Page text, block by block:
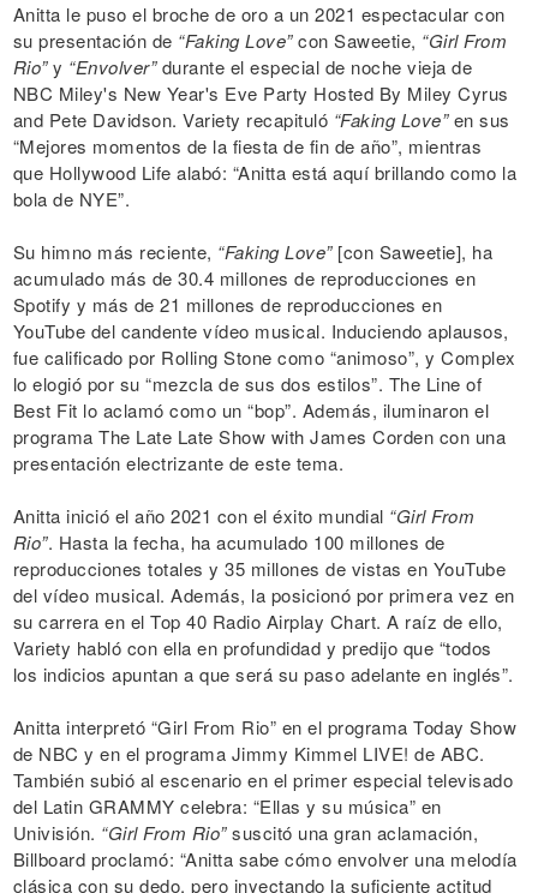
Anitta le puso el broche de oro a un 2021 espectacular con
su presentación de “Faking Love”con Saweetie, “Girl From
Rio”y “Envolver”durante el especial de noche vieja de
NBC Miley's New Year's Eve Party Hosted By Miley Cyrus
and Pete Davidson. Variety recapituló “Faking Love”en sus
“Mejores momentos de la fiesta de fin de año”, mientras
que Hollywood Life alabó: “Anitta está aquí brillando como la
bola de NYE”.
Su himno más reciente, “Faking Love”[con Saweetie], ha
acumulado más de 30.4 millones de reproducciones en
Spotify y más de 21 millones de reproducciones en
YouTube del candente vídeo musical. Induciendo aplausos,
fue calificado por Rolling Stone como “animoso”, y Complex
lo elogió por su “mezcla de sus dos estilos”. The Line of
Best Fit lo aclamó como un “bop”. Además, iluminaron el
programa The Late Late Show with James Corden con una
presentación electrizante de este tema.
Anitta inició el año 2021 con el éxito mundial “Girl From
Rio”. Hasta la fecha, ha acumulado 100 millones de
reproducciones totales y 35 millones de vistas en YouTube
del vídeo musical. Además, la posicionó por primera vez en
su carrera en el Top 40 Radio Airplay Chart. A raíz de ello,
Variety habló con ella en profundidad y predijo que “todos
los indicios apuntan a que será su paso adelante en inglés”.
Anitta interpretó “Girl From Rio” en el programa Today Show
de NBC y en el programa Jimmy Kimmel LIVE! de ABC.
También subió al escenario en el primer especial televisado
del Latin GRAMMY celebra: “Ellas y su música” en
Univisión. “Girl From Rio”suscitó una gran aclamación,
Billboard proclamó: “Anitta sabe cómo envolver una melodía
clásica con su dedo, pero inyectando la suficiente actitud